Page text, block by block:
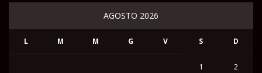
AGOSTO 2026
L M M G V S D
1 2